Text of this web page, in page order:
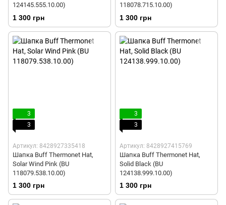
124145.555.10.00)
1 300 грн
118078.715.10.00)
1 300 грн
3
3
Артикул: 8428927335418
Шапка Buff Thermonet Hat,
Solar Wind Pink (BU
118079.538.10.00)
1 300 грн
3
3
Артикул: 8428927415769
Шапка Buff Thermonet Hat,
Solid Black (BU
124138.999.10.00)
1 300 грн